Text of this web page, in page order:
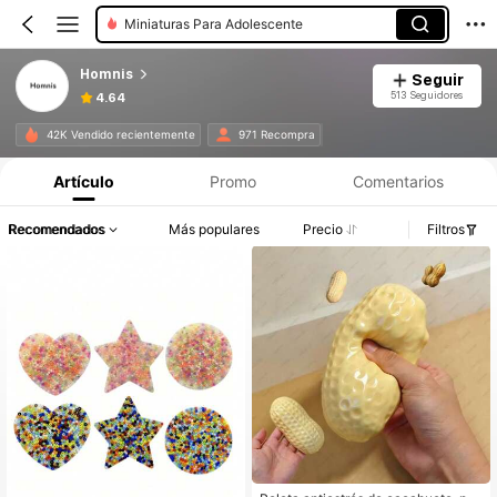
Miniaturas Para Adolescente
Homnis
4.64
Seguir
513 Seguidores
42K Vendido recientemente 971 Recompra
Artículo Promo Comentarios
Recomendados Más populares Precio Filtros